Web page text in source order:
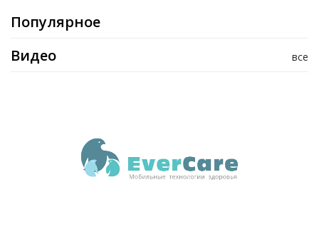
Популярное
все
Видео